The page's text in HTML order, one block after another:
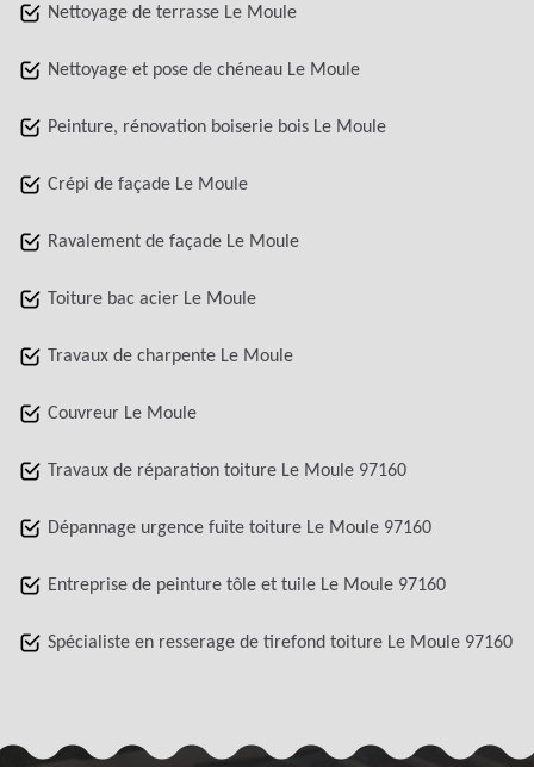
Nettoyage de terrasse Le Moule
Nettoyage et pose de chéneau Le Moule
Peinture, rénovation boiserie bois Le Moule
Crépi de façade Le Moule
Ravalement de façade Le Moule
Toiture bac acier Le Moule
Travaux de charpente Le Moule
Couvreur Le Moule
Travaux de réparation toiture Le Moule 97160
Dépannage urgence fuite toiture Le Moule 97160
Entreprise de peinture tôle et tuile Le Moule 97160
Spécialiste en resserage de tirefond toiture Le Moule 97160